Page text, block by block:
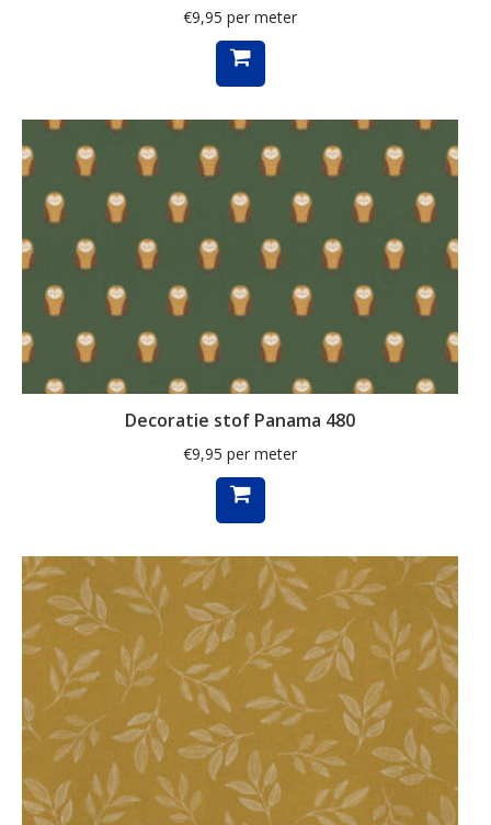
notenkraker
olijven
ornamenten
paarden
paardenbloem
paddenstoelen
paisley
pauwen
penguin
piano
planten
poezen
regenboog
rozen
€9,95 per meter
Decoratie stof Panama 480
€9,95 per meter